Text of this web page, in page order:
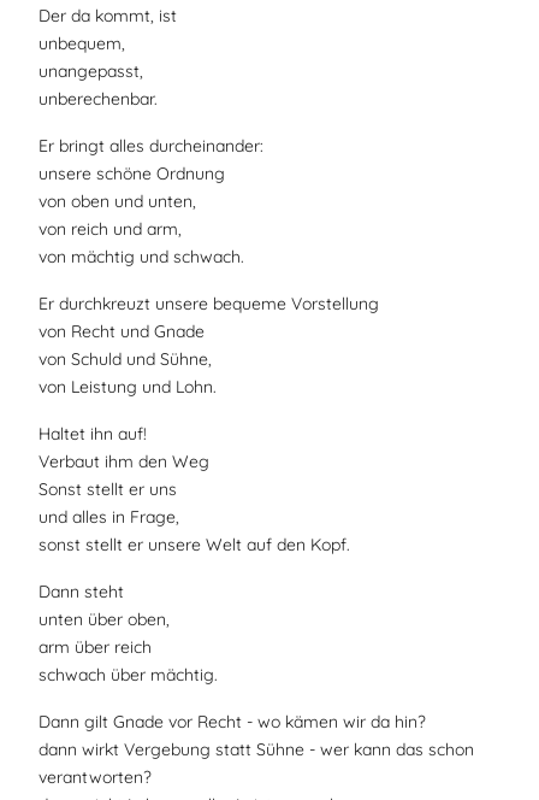
Der da kommt, ist
unbequem,
unangepasst,
unberechenbar.
Er bringt alles durcheinander:
unsere schöne Ordnung
von oben und unten,
von reich und arm,
von mächtig und schwach.
Er durchkreuzt unsere bequeme Vorstellung
von Recht und Gnade
von Schuld und Sühne,
von Leistung und Lohn.
Haltet ihn auf!
Verbaut ihm den Weg
Sonst stellt er uns
und alles in Frage,
sonst stellt er unsere Welt auf den Kopf.
Dann steht
unten über oben,
arm über reich
schwach über mächtig.
Dann gilt Gnade vor Recht - wo kämen wir da hin?
dann wirkt Vergebung statt Sühne - wer kann das schon
verantworten?